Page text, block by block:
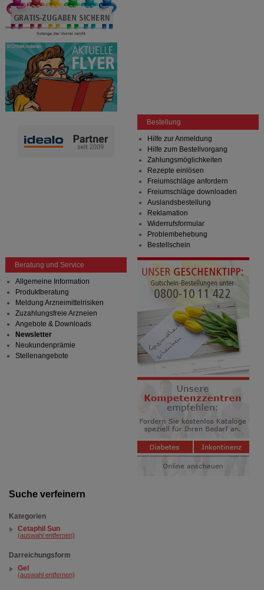
Suche verfeinern
Kategorien
Cetaphil Sun
(auswahl entfernen)
Darreichungsform
Gel
(auswahl entfernen)
Bestellung
Hilfe zur Anmeldung
Hilfe zum Bestellvorgang
Zahlungsmöglichkeiten
Rezepte einlösen
Freiumschläge anfordern
Freiumschläge downloaden
Auslandsbestellung
Reklamation
Widerrufsformular
Problembehebung
Bestellschein
Beratung und Service
Allgemeine Information
Produktberatung
Meldung Arzneimittelrisiken
Zuzahlungsfreie Arzneien
Angebote & Downloads
Newsletter
Neukundenprämie
Stellenangebote